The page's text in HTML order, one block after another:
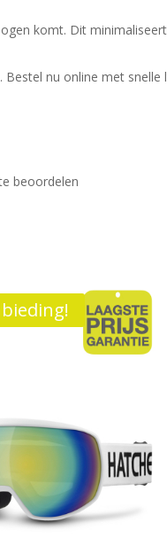
komt. Dit
nu online met snelle
beoordelen